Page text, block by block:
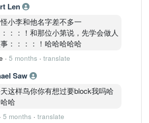
Len
小李和他名字差不多一
：：！和那位小第说，先学会做人
：：：：！哈哈哈哈哈
· 5 months · translate
Saw
这样鸟你你有想过要block我吗哈
哈
· 5 months · translate